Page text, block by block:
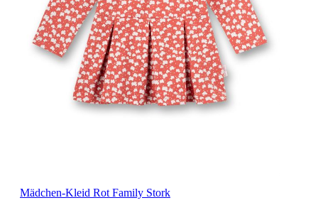
Mädchen-Kleid Rot Family Stork